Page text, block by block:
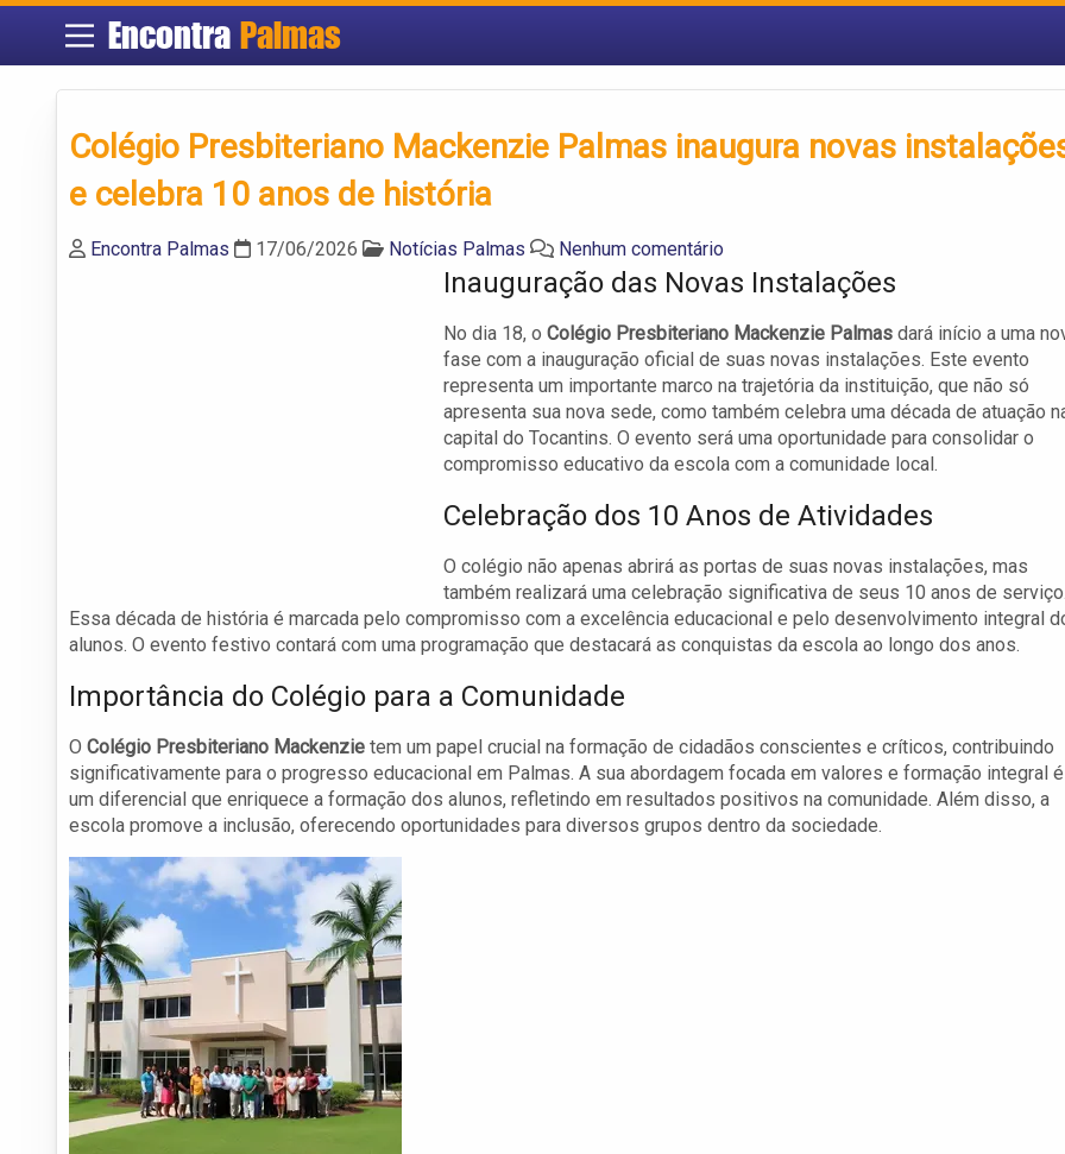
Encontra Palmas
Colégio Presbiteriano Mackenzie Palmas inaugura novas
e celebra 10 anos de história
Encontra Palmas 17/06/2026 Notícias Palmas Nenhum comentário
Inauguração das Novas Instalações
No dia 18, o Colégio Presbiteriano Mackenzie Palmas dará início a uma
fase com a inauguração oficial de suas novas instalações. Este evento
representa um importante marco na trajetória da instituição, que não só
apresenta sua nova sede, como também celebra uma década de atuação
capital do Tocantins. O evento será uma oportunidade para consolidar o
compromisso educativo da escola com a comunidade local.
Celebração dos 10 Anos de Atividades
O colégio não apenas abrirá as portas de suas novas instalações, mas
também realizará uma celebração significativa de seus 10 anos de
Essa década de história é marcada pelo compromisso com a excelência educacional e pelo desenvolvimento integral
alunos. O evento festivo contará com uma programação que destacará as conquistas da escola ao longo dos anos.
Importância do Colégio para a Comunidade
O Colégio Presbiteriano Mackenzie tem um papel crucial na formação de cidadãos conscientes e críticos, contribuindo
significativamente para o progresso educacional em Palmas. A sua abordagem focada em valores e formação integral é
um diferencial que enriquece a formação dos alunos, refletindo em resultados positivos na comunidade. Além disso, a
escola promove a inclusão, oferecendo oportunidades para diversos grupos dentro da sociedade.